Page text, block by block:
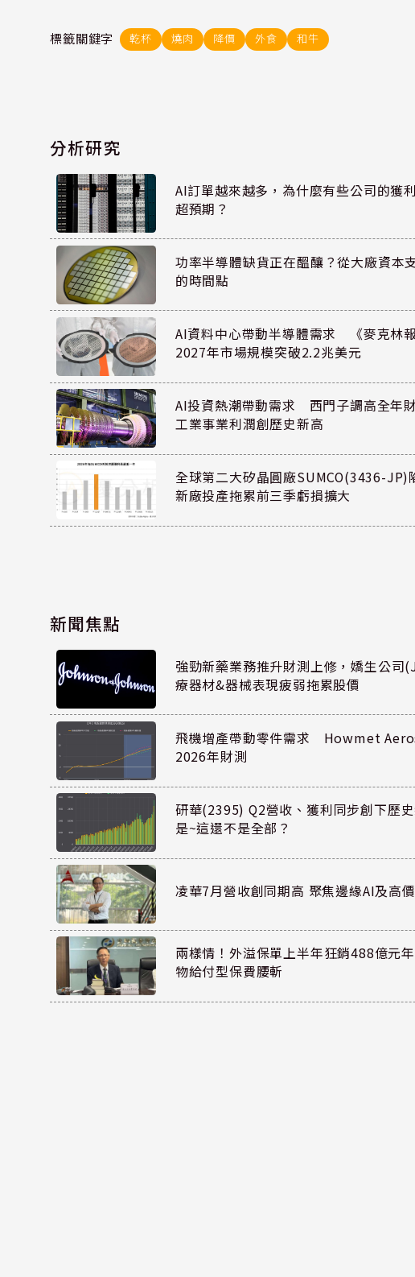
標籤關鍵字 乾杯 燒肉 降價 外食 和牛
分析研究
AI訂單越來越多，為什麼有些公司的獲
超預期？
功率半導體缺貨正在醞釀？從大廠資本
的時間點
AI資料中心帶動半導體需求 《麥克林
2027年市場規模突破2.2兆美元
AI投資熱潮帶動需求 西門子調高全年
工業事業利潤創歷史新高
全球第二大矽晶圓廠SUMCO(3436-JP)
新廠投產拖累前三季虧損擴大
新聞焦點
強勁新藥業務推升財測上修，嬌生公司
療器材&器械表現疲弱拖累股價
飛機增產帶動零件需求 Howmet
2026年財測
研華(2395) Q2營收、獲利同步創下歷
是~這還不是全部？
凌華7月營收創同期高 聚焦邊緣AI及高
兩樣情！外溢保單上半年狂銷488億元
物給付型保費腰斬